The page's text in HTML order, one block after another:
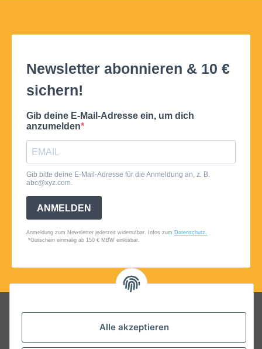
Alle akzeptieren
Folgt uns auf Social Media